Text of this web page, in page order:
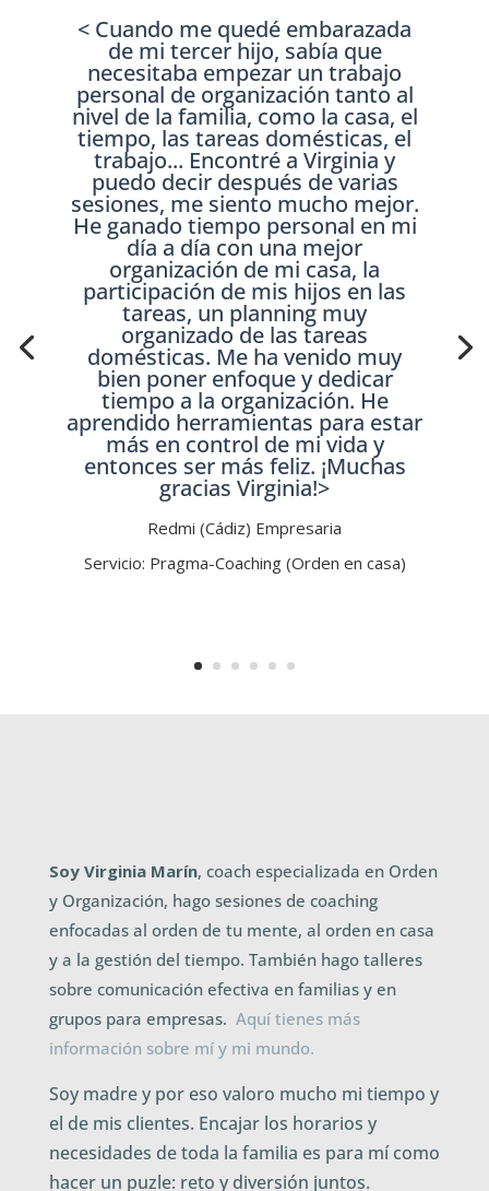
< Cuando me quedé embarazada
de mi tercer hijo, sabía que
necesitaba empezar un trabajo
personal de organización tanto al
nivel de la familia, como la casa, el
tiempo, las tareas domésticas, el
trabajo... Encontré a Virginia y
puedo decir después de varias
sesiones, me siento mucho mejor.
He ganado tiempo personal en mi
día a día con una mejor
organización de mi casa, la
participación de mis hijos en las
tareas, un planning muy
organizado de las tareas
domésticas. Me ha venido muy
bien poner enfoque y dedicar
tiempo a la organización. He
aprendido herramientas para estar
más en control de mi vida y
entonces ser más feliz. ¡Muchas
gracias Virginia!>
Redmi (Cádiz) Empresaria
Servicio: Pragma-Coaching (Orden en casa)
Soy Virginia Marín, coach especializada en Orden
y Organización, hago sesiones de coaching
enfocadas al orden de tu mente, al orden en casa
y a la gestión del tiempo. También hago talleres
sobre comunicación efectiva en familias y en
grupos para empresas. Aquí tienes más
información sobre mí y mi mundo.
Soy madre y por eso valoro mucho mi tiempo y
el de mis clientes. Encajar los horarios y
necesidades de toda la familia es para mí como
hacer un puzle: reto y diversión juntos.